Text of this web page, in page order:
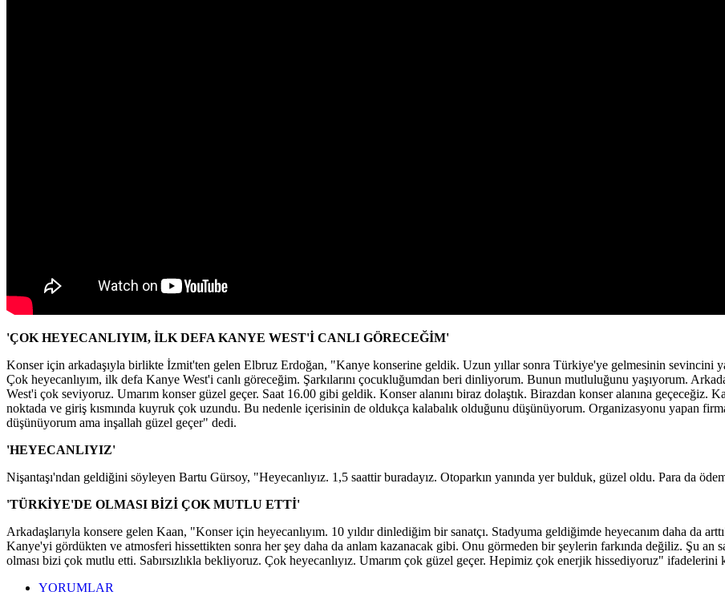
'ÇOK HEYECANLIYIM, İLK DEFA KANYE WEST'İ CANLI GÖRECEĞİM'
Konser için arkadaşıyla birlikte İzmit'ten gelen Elbruz Erdoğan, "Kanye konserine geldik. Uzun yıllar sonra Türkiye'ye gelmesinin sevincini
Çok heyecanlıyım, ilk defa Kanye West'i canlı göreceğim. Şarkılarını çocukluğumdan beri dinliyorum. Bunun mutluluğunu yaşıyorum.
West'i çok seviyoruz. Umarım konser güzel geçer. Saat 16.00 gibi geldik. Konser alanını biraz dolaştık. Birazdan konser alanına geçeceğiz.
noktada ve giriş kısmında kuyruk çok uzundu. Bu nedenle içerisinin de oldukça kalabalık olduğunu düşünüyorum. Organizasyonu yapan
düşünüyorum ama inşallah güzel geçer" dedi.
'HEYECANLIYIZ'
Nişantaşı'ndan geldiğini söyleyen Bartu Gürsoy, "Heyecanlıyız. 1,5 saattir buradayız. Otoparkın yanında yer bulduk, güzel oldu. Para da
'TÜRKİYE'DE OLMASI BİZİ ÇOK MUTLU ETTİ'
Arkadaşlarıyla konsere gelen Kaan, "Konser için heyecanlıyım. 10 yıldır dinlediğim bir sanatçı. Stadyuma geldiğimde heyecanım daha da
Kanye'yi gördükten ve atmosferi hissettikten sonra her şey daha da anlam kazanacak gibi. Onu görmeden bir şeylerin farkında değiliz. Şu an
olması bizi çok mutlu etti. Sabırsızlıkla bekliyoruz. Çok heyecanlıyız. Umarım çok güzel geçer. Hepimiz çok enerjik hissediyoruz"
YORUMLAR